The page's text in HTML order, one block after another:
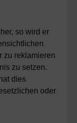
so wird er
zu reklamieren
zu setzen.
dies
oder